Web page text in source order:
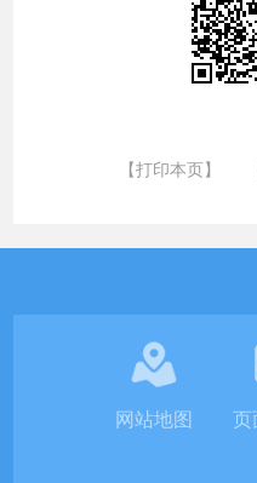
【打印本页】
网站地图 页